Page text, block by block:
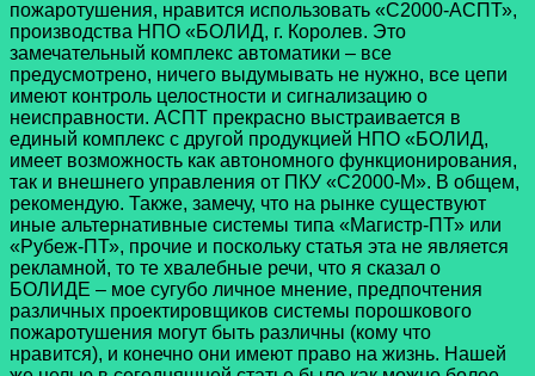
пожаротушения, нравится использовать «С2000-АСПТ»,
производства НПО «БОЛИД, г. Королев. Это
замечательный комплекс автоматики – все
предусмотрено, ничего выдумывать не нужно, все цепи
имеют контроль целостности и сигнализацию о
неисправности. АСПТ прекрасно выстраивается в
единый комплекс с другой продукцией НПО «БОЛИД,
имеет возможность как автономного функционирования,
так и внешнего управления от ПКУ «С2000-М». В общем,
рекомендую. Также, замечу, что на рынке существуют
иные альтернативные системы типа «Магистр-ПТ» или
«Рубеж-ПТ», прочие и поскольку статья эта не является
рекламной, то те хвалебные речи, что я сказал о
БОЛИДЕ – мое сугубо личное мнение, предпочтения
различных проектировщиков системы порошкового
пожаротушения могут быть различны (кому что
нравится), и конечно они имеют право на жизнь. Нашей